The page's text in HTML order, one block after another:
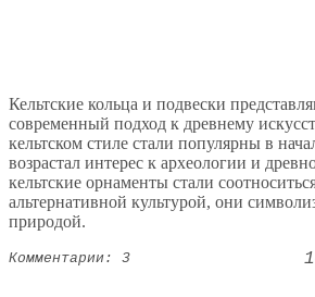
Кельтские кольца и подвески
современный подход к древнему
кельтском стиле стали популярны в
возрастал интерес к археологии и
кельтские орнаменты стали
альтернативной культурой, они
природой.
Комментарии: 3